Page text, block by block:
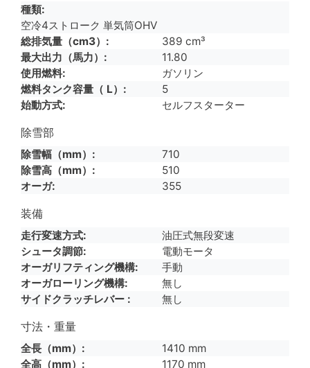
種類
空冷4ストローク 単気筒OHV
総排気量（cm3）
389 cm³
最大出力（馬力）
11.80
使用燃料
ガソリン
燃料タンク容量（ L）
5
始動方式
セルフスターター
除雪部
除雪幅（mm）
710
除雪高（mm）
510
オーガ
355
装備
走行変速方式
油圧式無段変速
シュータ調節
電動モータ
オーガリフティング機構
手動
オーガローリング機構
無し
サイドクラッチレバー
無し
寸法・重量
全長（mm）
1410 mm
全高（mm）
1170 mm